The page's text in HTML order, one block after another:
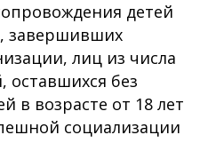
детей
завершивших
лиц из числа
оставшихся без
в возрасте от 18 лет
социализации